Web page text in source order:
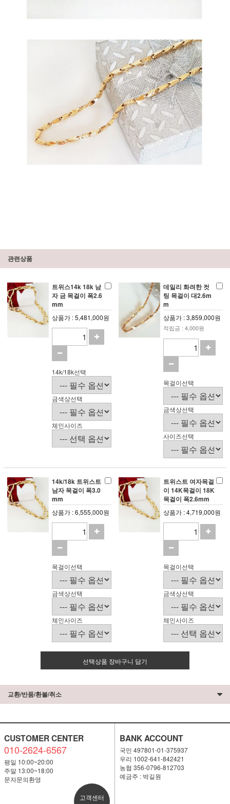
관련상품
트위스14k 18k 남
자 금 목걸이 폭2.6
mm
상품가 : 5,481,000원
14k/18k선택
금색상선택
체인사이즈
데일리 화려한 컷
팅 목걸이 대2.6m
m
상품가 : 3,859,000원
적립금 : 4,000원
목걸이선택
금색상선택
사이즈선택
14k/18k 트위스트
남자 목걸이 폭3.0
mm
상품가 : 6,555,000원
목걸이선택
금색상선택
체인사이즈
트위스트 여자목걸
이 14K목걸이 18K
목걸이 폭2.6mm
상품가 : 4,719,000원
목걸이선택
금색상선택
체인사이즈
선택상품 장바구니 담기
교환/반품/환불/취소
CUSTOMER CENTER
010-2624-6567
평일 10:00~20:00
주말 13:00~18:00
문자문의환영
고객센터
BANK ACCOUNT
국민 497801-01-375937
우리 1002-641-842421
농협 356-0796-812703
예금주 : 박길원